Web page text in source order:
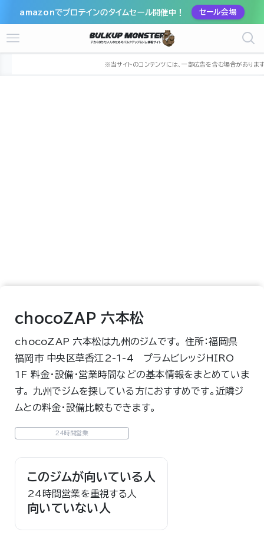
amazonでプロテインのタイムセール開催中！ セール会場
福岡県 福岡市 福岡市中央区
chocoZAP 六本松
chocoZAP 六本松は九州のジムです。 住所：福岡県
福岡市 中央区草香江2-1-4 プラムビレッジHIRO
1F 料金・設備・営業時間などの基本情報をまとめていま
す。 九州でジムを探している方におすすめです。近隣ジ
ムとの料金・設備比較もできます。
24時間営業
このジムが向いている人
24時間営業を重視する人
向いていない人